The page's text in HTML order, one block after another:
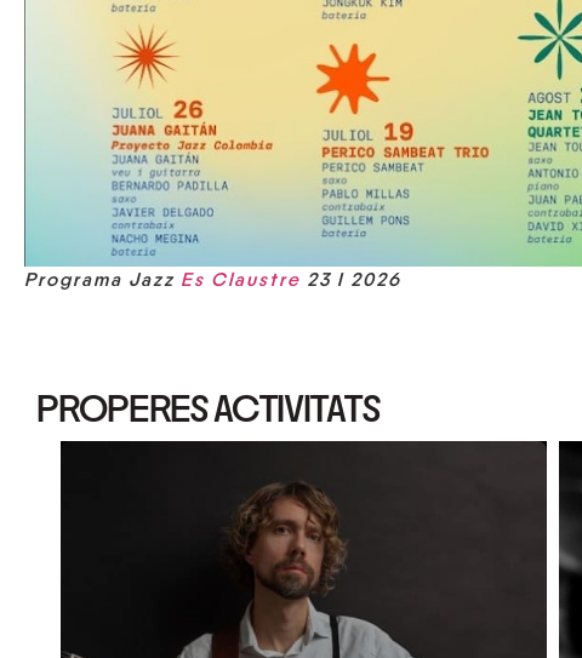
Programa Jazz Es Claustre 23 I 2026
PROPERES ACTIVITATS